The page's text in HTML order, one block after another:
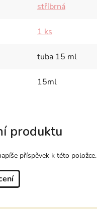
stříbrná
1 ks
tuba 15 ml
15ml
produktu
příspěvek k této položce.